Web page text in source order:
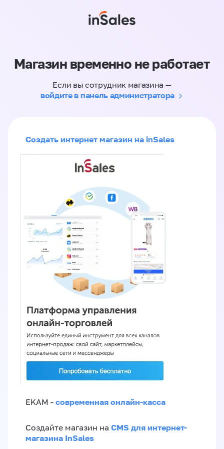
Магазин временно не работает
Если вы сотрудник магазина —
войдите в панель администратора
Создать интернет магазин на inSales
EKAM - современная онлайн-касса
Создайте магазин на CMS для интернет-
магазина InSales